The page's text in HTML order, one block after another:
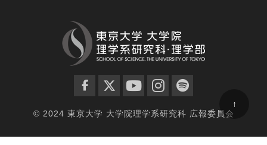
© 2024 東京大学 大学院理学系研究科 広報委員会
↑